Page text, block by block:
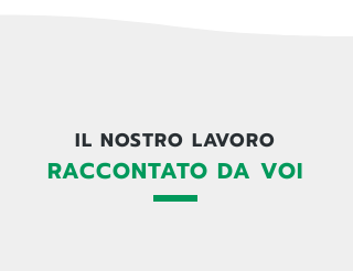
IL NOSTRO LAVORO
RACCONTATO DA VOI